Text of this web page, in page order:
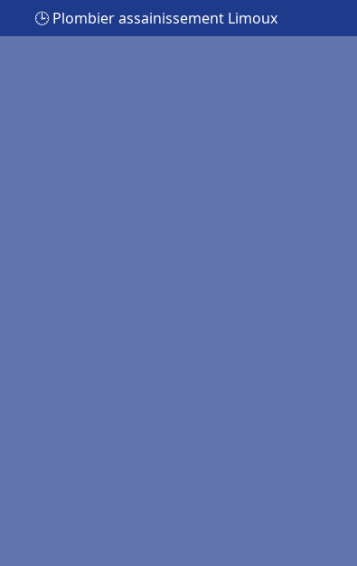
🕒 Plombier assainissement Limoux